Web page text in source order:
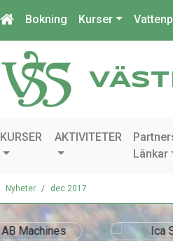
Bokning Kurser
KURSER AKTIVITETER
Länkar
Nyheter dec 2017